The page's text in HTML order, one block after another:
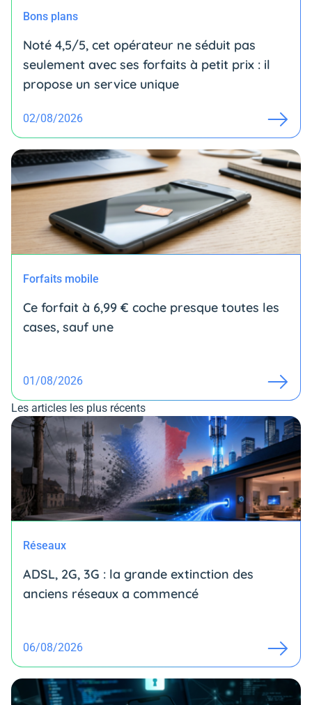
Bons plans
Noté 4,5/5, cet opérateur ne séduit pas
seulement avec ses forfaits à petit prix : il
propose un service unique
02/08/2026
Forfaits mobile
Ce forfait à 6,99 € coche presque toutes les
cases, sauf une
01/08/2026
Les articles les plus récents
Réseaux
ADSL, 2G, 3G : la grande extinction des
anciens réseaux a commencé
06/08/2026